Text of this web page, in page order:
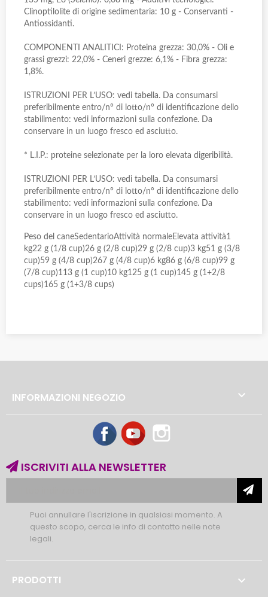
Clinoptilolite di origine sedimentaria: 10 g - Conservanti -
Antiossidanti.
COMPONENTI ANALITICI: Proteina grezza: 30,0% - Oli e
grassi grezzi: 22,0% - Ceneri grezze: 6,1% - Fibra grezza:
1,8%.
ISTRUZIONI PER L’USO: vedi tabella. Da consumarsi
preferibilmente entro/n° di lotto/n° di identificazione dello
stabilimento: vedi informazioni sulla confezione. Da
conservare in un luogo fresco ed asciutto.
* L.I.P.: proteine selezionate per la loro elevata digeribilità.
ISTRUZIONI PER L’USO: vedi tabella. Da consumarsi
preferibilmente entro/n° di lotto/n° di identificazione dello
stabilimento: vedi informazioni sulla confezione. Da
conservare in un luogo fresco ed asciutto.
Peso del caneSedentarioAttività normaleElevata attività1
kg22 g (1/8 cup)26 g (2/8 cup)29 g (2/8 cup)3 kg51 g (3/8
cup)59 g (4/8 cup)267 g (4/8 cup)6 kg86 g (6/8 cup)99 g
(7/8 cup)113 g (1 cup)10 kg125 g (1 cup)145 g (1+2/8
cups)165 g (1+3/8 cups)
INFORMAZIONI NEGOZIO 
FacebookYouTube
ISCRIVITI ALLA NEWSLETTER
Puoi annullare l'iscrizione in qualsiasi momento. A
questo scopo, cerca le info di contatto nelle note
legali.
PRODOTTI 